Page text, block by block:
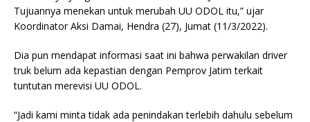
Tujuannya menekan untuk merubah UU ODOL itu,” ujar
Koordinator Aksi Damai, Hendra (27), Jumat (11/3/2022).
Dia pun mendapat informasi saat ini bahwa perwakilan driver
truk belum ada kepastian dengan Pemprov Jatim terkait
tuntutan merevisi UU ODOL.
“Jadi kami minta tidak ada penindakan terlebih dahulu sebelum